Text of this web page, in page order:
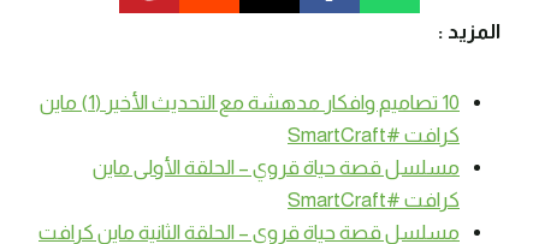
المزيد :
10 تصاميم وافكار مدهشة مع التحديث الأخير (1) ماين
كرافت #SmartCraft
مسلسل قصة حياة قروي – الحلقة الأولى ماين
كرافت #SmartCraft
مسلسل قصة حياة قروي – الحلقة الثانية ماين كرافت